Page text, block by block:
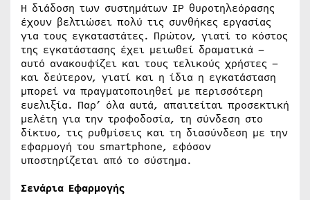
Η διάδοση των συστημάτων IP θυροτηλεόρασης
έχουν βελτιώσει πολύ τις συνθήκες εργασίας
για τους εγκαταστάτες. Πρώτον, γιατί το κόστος
της εγκατάστασης έχει μειωθεί δραματικά –
αυτό ανακουφίζει και τους τελικούς χρήστες –
και δεύτερον, γιατί και η ίδια η εγκατάσταση
μπορεί να πραγματοποιηθεί με περισσότερη
ευελιξία. Παρ’ όλα αυτά, απαιτείται προσεκτική
μελέτη για την τροφοδοσία, τη σύνδεση στο
δίκτυο, τις ρυθμίσεις και τη διασύνδεση με την
εφαρμογή του smartphone, εφόσον
υποστηρίζεται από το σύστημα.
Σενάρια Εφαρμογής